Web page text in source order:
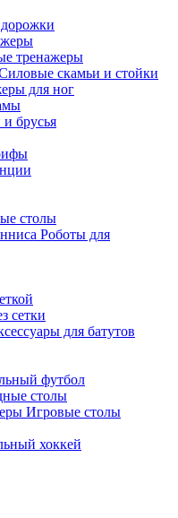
тренажеры
скамьи и стойки
для ног
брусья
столы
Роботы для
сетки
для батутов
футбол
столы
Игровые столы
хоккей